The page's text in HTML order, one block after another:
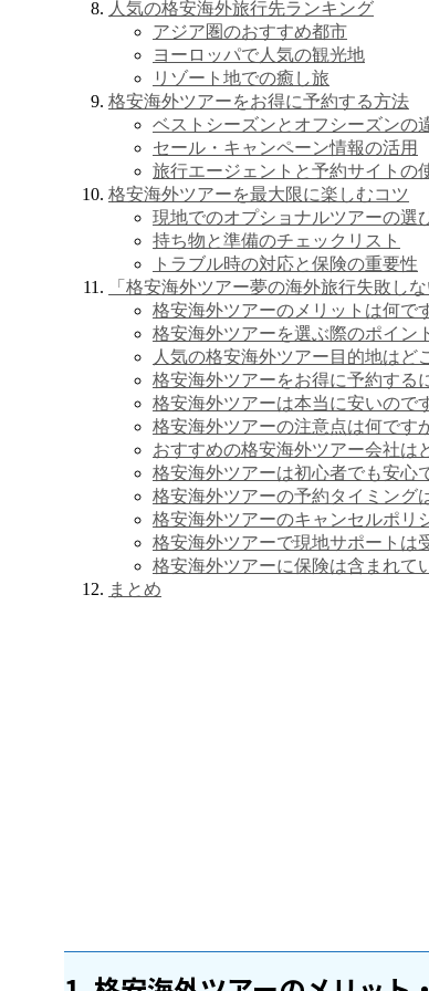
人気の格安海外旅行先ランキング
アジア圏のおすすめ都市
ヨーロッパで人気の観光地
リゾート地での癒し旅
格安海外ツアーをお得に予約する方法
ベストシーズンとオフシーズンの
セール・キャンペーン情報の活用
旅行エージェントと予約サイトの
格安海外ツアーを最大限に楽しむコツ
現地でのオプショナルツアーの選
持ち物と準備のチェックリスト
トラブル時の対応と保険の重要性
「格安海外ツアー夢の海外旅行失敗し
格安海外ツアーのメリットは何で
格安海外ツアーを選ぶ際のポイン
人気の格安海外ツアー目的地はど
格安海外ツアーをお得に予約する
格安海外ツアーは本当に安いので
格安海外ツアーの注意点は何です
おすすめの格安海外ツアー会社は
格安海外ツアーは初心者でも安心
格安海外ツアーの予約タイミング
格安海外ツアーのキャンセルポリ
格安海外ツアーで現地サポートは
格安海外ツアーに保険は含まれて
まとめ